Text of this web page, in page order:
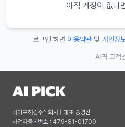
아직 계정이 없다
로그인 하면 이용약관 및 개인정
AI픽 고객
라이프해킹주식회사 | 대표 송명진
사업자등록번호 : 479-81-01709